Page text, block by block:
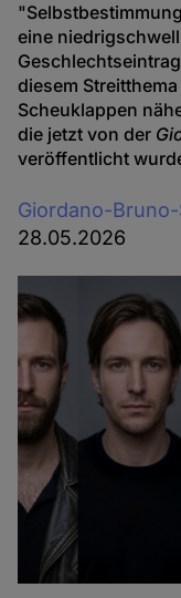
eine
diesem
Scheuklappen
die jetzt von der
veröffentlicht
Giordano-
28.05.2026